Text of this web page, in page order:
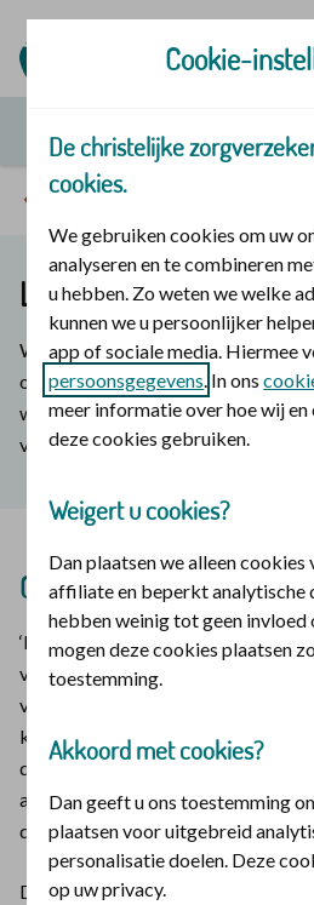
Ontspanning
Lees ontspannen
We delen graag een paar
ontspanning. Lekker met een boek
weet je niet hoe je moet
van rust is. En hoe je vanuit rust kunt
Ontdek hoe jij tot rust
‘Ik ben erg druk in mijn hoofd. Mijn
volle toeren. Mijn ontspanning? Die
voor het slapen gaan lees ik graag
kracht van rust staan 8 ervaringen
de situaties bij mijzelf. Ik moest
alles tot mij te nemen. Het boek
dat ik mezelf soms teveel opleg.’
Diana, communicatiemedewerker
Cookie-
De christelijke
cookies.
We gebruiken cookies om uw
analyseren en te combineren
u hebben. Zo weten we welke
kunnen we u persoonlijker
app of sociale media. Hiermee
persoonsgegevens. In ons
meer informatie over hoe wij en
deze cookies gebruiken.
Weigert u cookies?
Dan plaatsen we alleen
affiliate en beperkt analytische
hebben weinig tot geen invloed
mogen deze cookies plaatsen
toestemming.
Akkoord met cookies?
Dan geeft u ons toestemming
plaatsen voor uitgebreid
personalisatie doelen. Deze
op uw privacy.